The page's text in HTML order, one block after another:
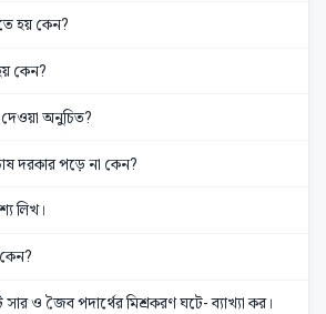
হয় কেন?
কেন?
অনুচিত?
দরকার পড়ে না কেন?
লিখ।
সার ও জৈব পদার্থের মিশ্রকরণ ঘটে- ব্যাখ্যা কর।